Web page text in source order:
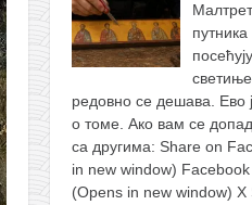
путника
редовно се дешава. Ево
о томе. Ако вам се
са другима: Share on
in new window)
(Opens in new window) X